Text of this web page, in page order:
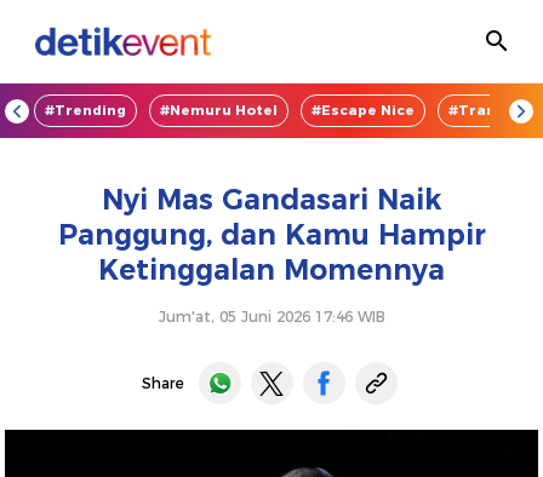
#Trending #Nemuru Hotel #Escape Nice
Nyi Mas Gandasari Naik
Panggung, dan Kamu Hampir
Ketinggalan Momennya
Jum'at, 05 Juni 2026 17:46 WIB
Share